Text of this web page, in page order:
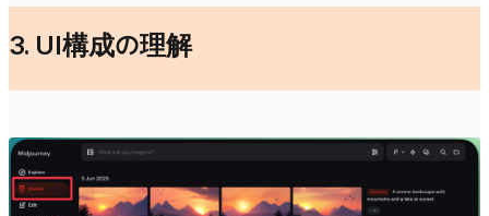
3. UI構成の理解